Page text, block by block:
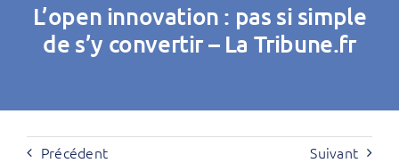
Publiez
L’open innovation : pas si simple
de s’y convertir – La Tribune.fr
Précédent Suivant